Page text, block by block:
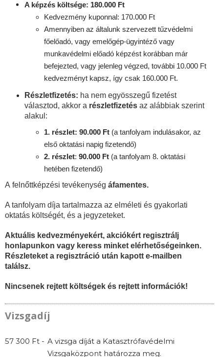
A képzés költsége: 180.000 Ft
Kedvezmény kuponnal: 170.000 Ft
Amennyiben az általunk szervezett tűzvédelmi
főelőadó, vagy emelőgép-ügyintéző vagy
munkavédelmi előadó képzést korábban már
befejezted, vagy jelenleg végzed, további 10.000 Ft
kedvezményt kapsz, így csak 160.000 Ft.
Részletfizetés: ha nem egyösszegű fizetést
választod, akkor a részletfizetés az alábbiak szerint
alakul:
1. részlet: 90.000 Ft (a tanfolyam indulásakor, az
első oktatási napig fizetendő)
2. részlet: 90.000 Ft (a tanfolyam 8. oktatási
hetében fizetendő)
A felnőttképzési tevékenység áfamentes.
A tanfolyam díja tartalmazza az elméleti és gyakorlati
oktatás költségét, és a jegyzeteket.
Aktuális kedvezményekért, akciókért regisztrálj
honlapunkon vagy keress minket elérhetőségeinken.
Részleteket a regisztráció után kapott e-mailben
találsz.
Nincsenek rejtett költségek és rejtett információk!
Vizsgadíj
57 300 Ft - A vizsga díját a Katasztrófavédelmi
Vizsgaközpont határozza meg.